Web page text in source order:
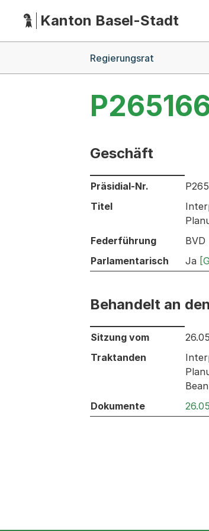
HauptnavigationKanton Basel-Stadt
Regierungsrat
Geschäft
Informationen zum
Präsidial-Nr.
Titel
Federführung
BVD
Parlamentarisch
Ja
Behandelt an
Behandelt an den
Sitzung vom
Traktanden
Dokumente